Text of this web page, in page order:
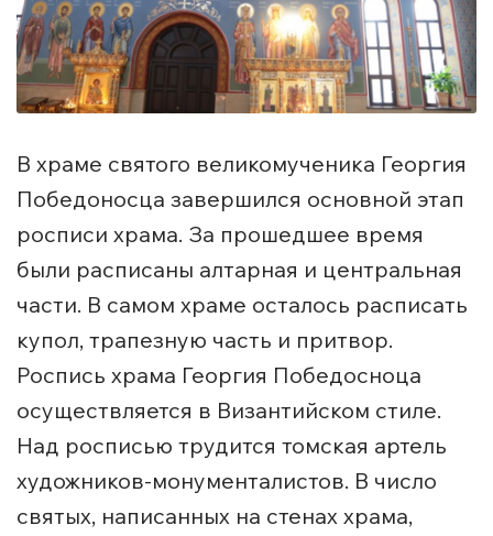
В храме святого великомученика Георгия
Победоносца завершился основной этап
росписи храма. За прошедшее время
были расписаны алтарная и центральная
части. В самом храме осталось расписать
купол, трапезную часть и притвор.
Роспись храма Георгия Победосноца
осуществляется в Византийском стиле.
Над росписью трудится томская артель
художников-монументалистов. В число
святых, написанных на стенах храма,